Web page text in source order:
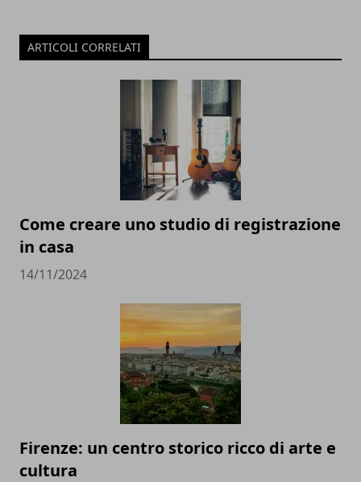
ARTICOLI CORRELATI
Come creare uno studio di registrazione
in casa
14/11/2024
Firenze: un centro storico ricco di arte e
cultura